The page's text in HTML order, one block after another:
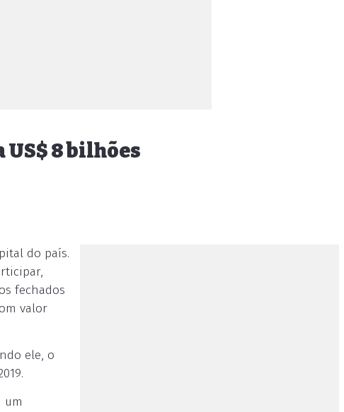
8 bilhões
do país.
fechados
valor
ele, o
um